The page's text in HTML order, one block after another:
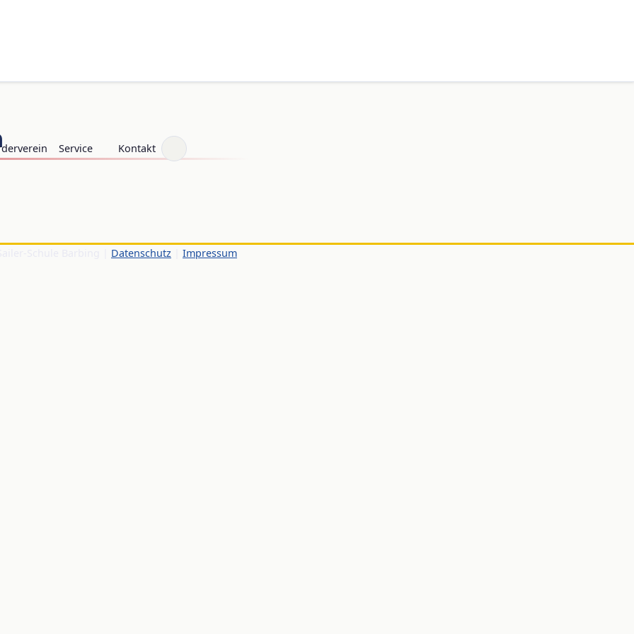
Service Kontakt
Datenschutz Impressum